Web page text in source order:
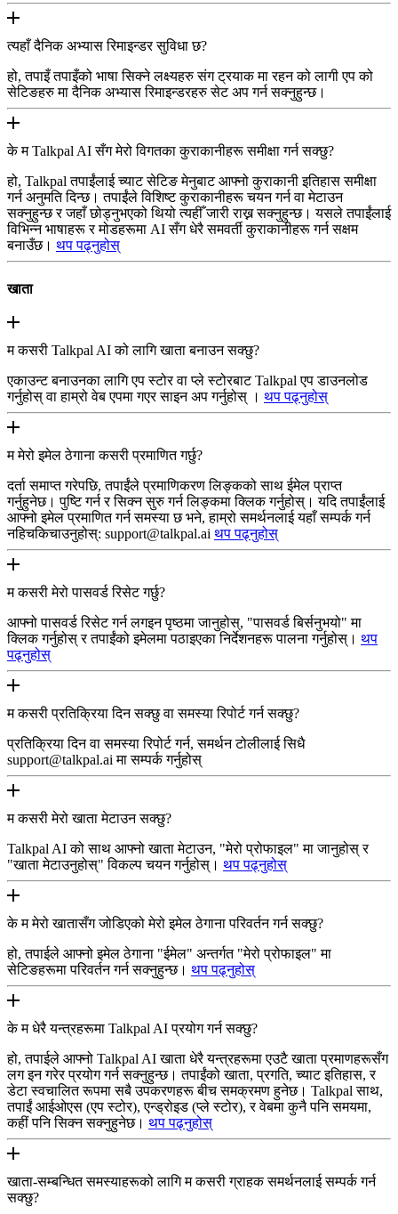
त्यहाँ दैनिक अभ्यास रिमाइन्डर सुविधा छ?
हो, तपाइँ तपाइँको भाषा सिक्ने लक्ष्यहरु संग ट्रयाक मा रहन को लागी एप को
सेटिङहरु मा दैनिक अभ्यास रिमाइन्डरहरु सेट अप गर्न सक्नुहुन्छ।
के म Talkpal AI सँग मेरो विगतका कुराकानीहरू समीक्षा गर्न सक्छु?
हो, Talkpal तपाईंलाई च्याट सेटिङ मेनुबाट आफ्नो कुराकानी इतिहास समीक्षा
गर्न अनुमति दिन्छ। तपाईंले विशिष्ट कुराकानीहरू चयन गर्न वा मेटाउन
सक्नुहुन्छ र जहाँ छोड्नुभएको थियो त्यहीँ जारी राख्न सक्नुहुन्छ। यसले तपाईंलाई
विभिन्न भाषाहरू र मोडहरूमा AI सँग धेरै समवर्ती कुराकानीहरू गर्न सक्षम
बनाउँछ। थप पढ्नुहोस्
खाता
म कसरी Talkpal AI को लागि खाता बनाउन सक्छु?
एकाउन्ट बनाउनका लागि एप स्टोर वा प्ले स्टोरबाट Talkpal एप डाउनलोड
गर्नुहोस् वा हाम्रो वेब एपमा गएर साइन अप गर्नुहोस् । थप पढ्नुहोस्
म मेरो इमेल ठेगाना कसरी प्रमाणित गर्छु?
दर्ता समाप्त गरेपछि, तपाईंले प्रमाणिकरण लिङ्कको साथ ईमेल प्राप्त
गर्नुहुनेछ। पुष्टि गर्न र सिक्न सुरु गर्न लिङ्कमा क्लिक गर्नुहोस्। यदि तपाईंलाई
आफ्नो इमेल प्रमाणित गर्न समस्या छ भने, हाम्रो समर्थनलाई यहाँ सम्पर्क गर्न
नहिचकिचाउनुहोस्: support@talkpal.ai थप पढ्नुहोस्
म कसरी मेरो पासवर्ड रिसेट गर्छु?
आफ्नो पासवर्ड रिसेट गर्न लगइन पृष्ठमा जानुहोस्, "पासवर्ड बिर्सनुभयो" मा
क्लिक गर्नुहोस् र तपाईंको इमेलमा पठाइएका निर्देशनहरू पालना गर्नुहोस्। थप
पढ्नुहोस्
म कसरी प्रतिक्रिया दिन सक्छु वा समस्या रिपोर्ट गर्न सक्छु?
प्रतिक्रिया दिन वा समस्या रिपोर्ट गर्न, समर्थन टोलीलाई सिधै
support@talkpal.ai मा सम्पर्क गर्नुहोस्
म कसरी मेरो खाता मेटाउन सक्छु?
Talkpal AI को साथ आफ्नो खाता मेटाउन, "मेरो प्रोफाइल" मा जानुहोस् र
"खाता मेटाउनुहोस्" विकल्प चयन गर्नुहोस्। थप पढ्नुहोस्
के म मेरो खातासँग जोडिएको मेरो इमेल ठेगाना परिवर्तन गर्न सक्छु?
हो, तपाईले आफ्नो इमेल ठेगाना "ईमेल" अन्तर्गत "मेरो प्रोफाइल" मा
सेटिङहरूमा परिवर्तन गर्न सक्नुहुन्छ। थप पढ्नुहोस्
के म धेरै यन्त्रहरूमा Talkpal AI प्रयोग गर्न सक्छु?
हो, तपाईले आफ्नो Talkpal AI खाता धेरै यन्त्रहरूमा एउटै खाता प्रमाणहरूसँग
लग इन गरेर प्रयोग गर्न सक्नुहुन्छ। तपाईंको खाता, प्रगति, च्याट इतिहास, र
डेटा स्वचालित रूपमा सबै उपकरणहरू बीच समक्रमण हुनेछ। Talkpal साथ,
तपाईं आईओएस (एप स्टोर), एन्ड्रोइड (प्ले स्टोर), र वेबमा कुनै पनि समयमा,
कहीं पनि सिक्न सक्नुहुनेछ। थप पढ्नुहोस्
खाता-सम्बन्धित समस्याहरूको लागि म कसरी ग्राहक समर्थनलाई सम्पर्क गर्न
सक्छु?